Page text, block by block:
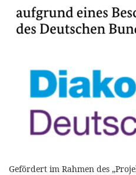
Gefördert im Rahmen des